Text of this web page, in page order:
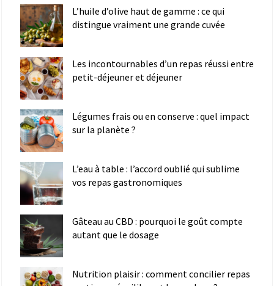
L’huile d’olive haut de gamme : ce qui
distingue vraiment une grande cuvée
Les incontournables d’un repas réussi entre
petit-déjeuner et déjeuner
Légumes frais ou en conserve : quel impact
sur la planète ?
L’eau à table : l’accord oublié qui sublime
vos repas gastronomiques
Gâteau au CBD : pourquoi le goût compte
autant que le dosage
Nutrition plaisir : comment concilier repas